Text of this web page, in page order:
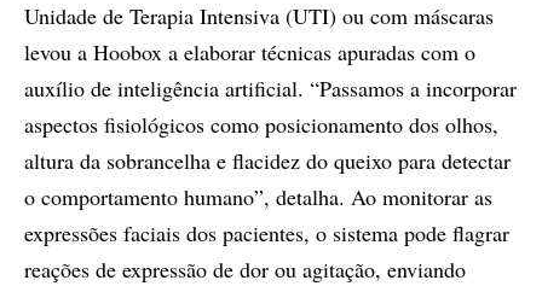
Unidade de Terapia Intensiva (UTI) ou com máscaras
levou a Hoobox a elaborar técnicas apuradas com o
auxílio de inteligência artificial. “Passamos a incorporar
aspectos fisiológicos como posicionamento dos olhos,
altura da sobrancelha e flacidez do queixo para detectar
o comportamento humano”, detalha. Ao monitorar as
expressões faciais dos pacientes, o sistema pode flagrar
reações de expressão de dor ou agitação, enviando